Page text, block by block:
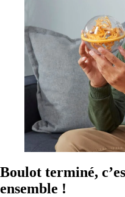
Boulot terminé,
ensemble !